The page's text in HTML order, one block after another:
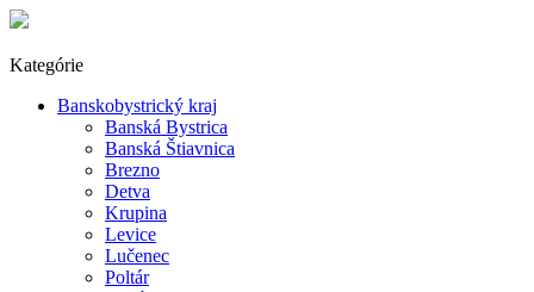
Kategórie
Banskobystrický kraj
Banská Bystrica
Banská Štiavnica
Brezno
Detva
Krupina
Levice
Lučenec
Poltár